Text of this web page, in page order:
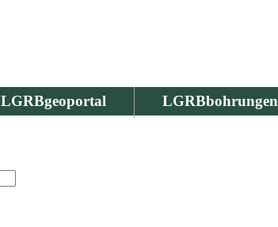
LGRBgeoportal LGRBbohrungen